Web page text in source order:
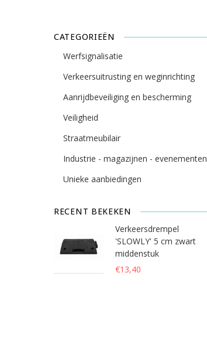
CATEGORIEËN
Werfsignalisatie
Verkeersuitrusting en weginrichting
Aanrijdbeveiliging en bescherming
Veiligheid
Straatmeubilair
Industrie - magazijnen - evenementen
Unieke aanbiedingen
RECENT BEKEKEN
Verkeersdrempel
'SLOWLY' 5 cm zwart
middenstuk
€13,40